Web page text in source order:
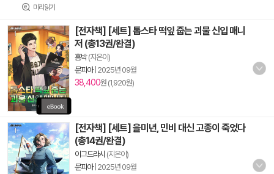
미리읽기
[전자책] [세트] 톱스타 떡잎 줍는 괴물 신입 매니
저 (총13권/완결)
흠박(지은이)
문피아| 2025년 09월
38,400원 (1,920원)
[전자책] [세트] 을미년, 민비 대신 고종이 죽었다
(총14권/완결)
이그드라시 (지은이)
문피아| 2025년 09월